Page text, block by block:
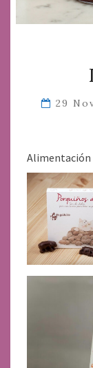
29
Alimentación